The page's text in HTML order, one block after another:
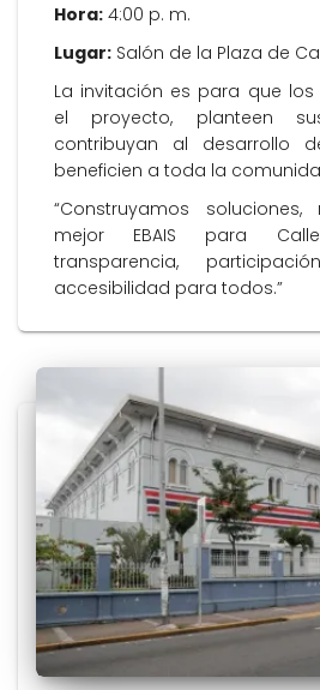
Hora: 4:00 p. m.
Lugar: Salón de la Plaza de
La invitación es para que
el proyecto, planteen
contribuyan al desarrollo
beneficien a toda la
“Construyamos
mejor EBAIS para
transparencia,
accesibilidad para todos.”